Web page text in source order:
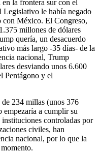
la frontera sur con el
Legislativo le había negado
con México. El Congreso,
millones de dólares
quería, un desacuerdo
más largo -35 días- de la
nacional, Trump
desviando unos 6.600
Pentágono y el
234 millas (unos 376
a cumplir su
controladas por
civiles, han
nacional, por lo que la